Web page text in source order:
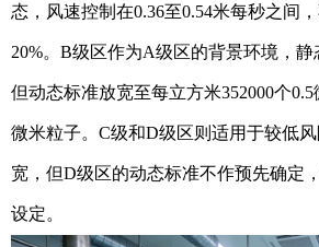
态，风速控制在0.36至0.54米每秒之间
20%。B级区作为A级区的背景环境，静
但动态标准放宽至每立方米352000个
微米粒子。C级和D级区则适用于较低
宽，但D级区的动态标准不作预先确定
设定。